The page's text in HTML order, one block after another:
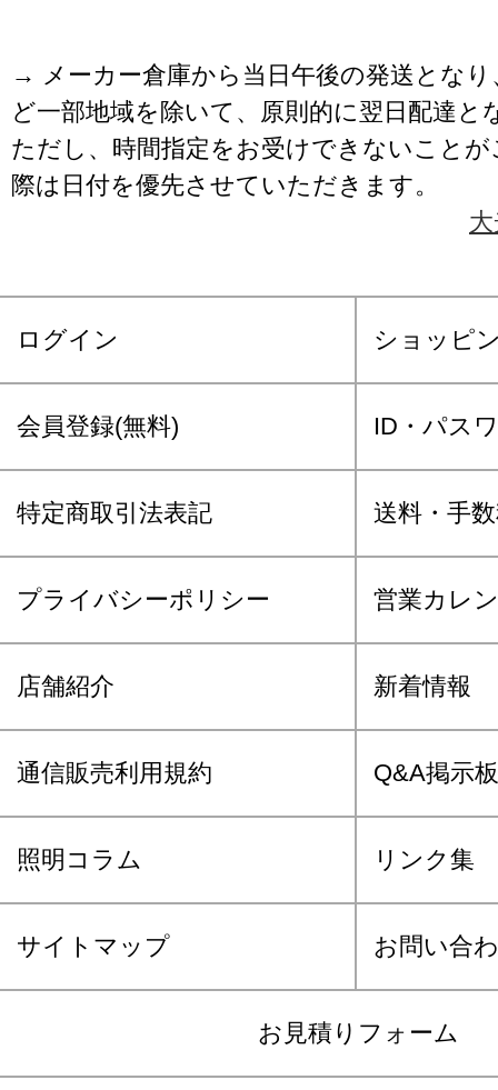
→ メーカー倉庫から当日午後の発送となり
ど一部地域を除いて、原則的に翌日配達と
ただし、時間指定をお受けできないこと
際は日付を優先させていただきます。
ログイン ショッピ
会員登録(無料) ID・パス
特定商取引法表記 送料・手
プライバシーポリシー 営業カレ
店舗紹介 新着情報
通信販売利用規約 Q&A掲示板
照明コラム リンク集
サイトマップ お問い合
お見積りフォーム